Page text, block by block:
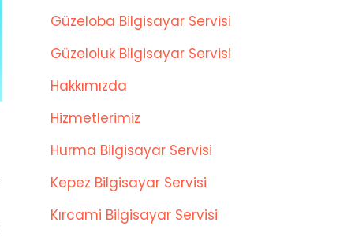
Güzeloba Bilgisayar Servisi
Güzeloluk Bilgisayar Servisi
Hakkımızda
Hizmetlerimiz
Hurma Bilgisayar Servisi
Kepez Bilgisayar Servisi
Kırcami Bilgisayar Servisi